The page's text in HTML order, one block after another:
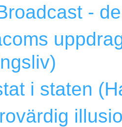
-
i staten